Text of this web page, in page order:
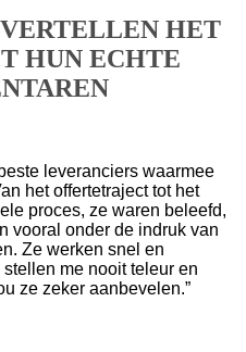
HET
HUN ECHTE
leveranciers waarmee
het offertetraject tot het
proces, ze waren beleefd,
vooral onder de indruk van
Ze werken snel en
me nooit teleur en
ze zeker aanbevelen.”